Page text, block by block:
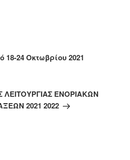
24 Οκτωβρίου 2021
ΕΝΟΡΙΑΚΩΝ
2021 2022